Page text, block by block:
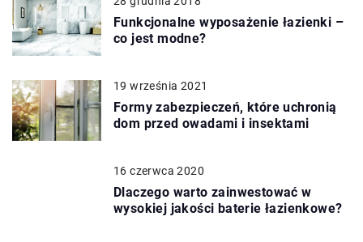
Funkcjonalne wyposażenie łazienki –
co jest modne?
19 września 2021
Formy zabezpieczeń, które uchronią
dom przed owadami i insektami
16 czerwca 2020
Dlaczego warto zainwestować w
wysokiej jakości baterie łazienkowe?